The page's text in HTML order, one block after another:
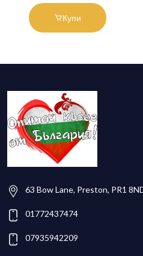
Купи
63 Bow Lane, Preston, PR1
01772437474
07935942209